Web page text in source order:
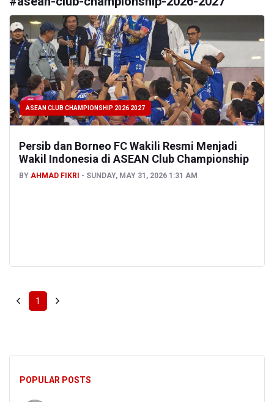
ASEAN CLUB CHAMPIONSHIP 2026 2027
Persib dan Borneo FC Wakili Resmi Menjadi
Wakil Indonesia di ASEAN Club Championship
BY AHMAD FIKRI SUNDAY, MAY 31, 2026 1:31 AM
1
POPULAR POSTS